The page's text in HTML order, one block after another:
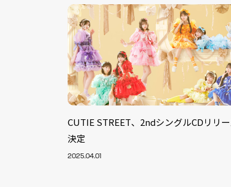
CUTIE STREET、2ndシングルCDリリー
決定
2025.04.01